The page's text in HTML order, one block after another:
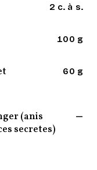
2 c. à s.
100 g
60 g
(anis
secretes)
—